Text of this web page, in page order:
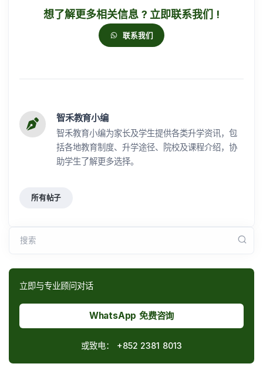
想了解更多相关信息 ? 立即联系我们 !
联系我们
智禾教育小编
智禾教育小编为家长及学生提供各类升学资讯，包
括各地教育制度、升学途径、院校及课程介绍，协
助学生了解更多选择。
所有帖子
搜索
立即与专业顾问对话
WhatsApp 免费咨询
或致电： +852 2381 8013